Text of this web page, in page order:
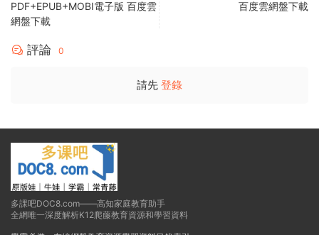
1、本站整理、介紹、推薦的資源版權屬于原出版機構或影像公
司，展示、分享僅限于學習交流與研究目的、 參考和輔助購買
負。
源于網友投稿或網絡（百度網盤），版權争議與本站無關。如
技術支持與客戶服務。
0 賞